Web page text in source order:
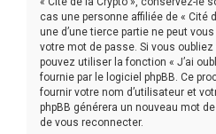
cas une personne affiliée de « Cité
une d’une tierce partie ne peut
votre mot de passe. Si vous
pouvez utiliser la fonction « J’ai
fournie par le logiciel phpBB. Ce
fournir votre nom d’utilisateur et
phpBB générera un nouveau mot
de vous reconnecter.